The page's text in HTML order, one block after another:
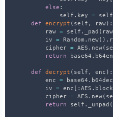
else :
             self
. key = self
def
encrypt ( self , raw) :
         raw
= self . _pad ( raw
         iv
= Random . new( ) .
         cipher
= AES . new(
return base64 .
def decrypt ( self , enc ) :
         enc
= base64 .
         iv
= enc : AES .
         cipher
= AES . new(
return self . _unpad (